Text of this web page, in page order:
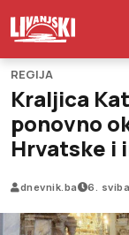
REGIJA
Kraljica
ponovno
Hrvatske i
dnevnik.ba 6.